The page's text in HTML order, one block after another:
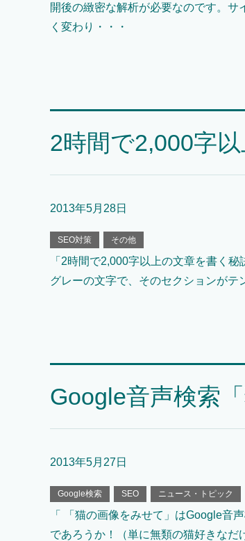
開後の緻密な解析が必要なのです。
く変わり・・・
2時間で2,000字
2013年5月28日
SEO対策 その他
「2時間で2,000字以上の文章を書く
グレーの文字で、そのセクションがテ
Google音声検索
2013年5月27日
Google検索 SEO ニュース・トピック
「 「猫の画像をみせて」はGoogle音
であろうか！（単に無類の猫好きなだ